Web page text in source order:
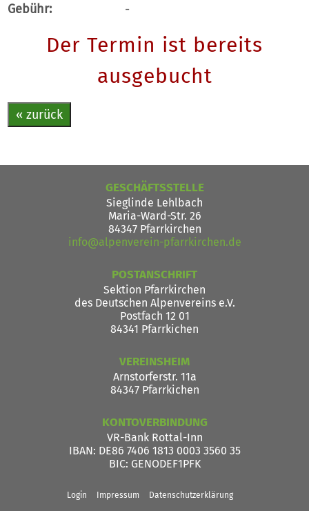
Gebühr:
-
Der Termin ist bereits
ausgebucht
« zurück
GESCHÄFTSSTELLE
Sieglinde Lehlbach
Maria-Ward-Str. 26
84347 Pfarrkirchen
info@alpenverein-pfarrkirchen.de
POSTANSCHRIFT
Sektion Pfarrkirchen
des Deutschen Alpenvereins e.V.
Postfach 12 01
84341 Pfarrkichen
VEREINSHEIM
Arnstorferstr. 11a
84347 Pfarrkichen
KONTOVERBINDUNG
VR-Bank Rottal-Inn
IBAN: DE86 7406 1813 0003 3560 35
BIC: GENODEF1PFK
Login Impressum Datenschutzerklärung